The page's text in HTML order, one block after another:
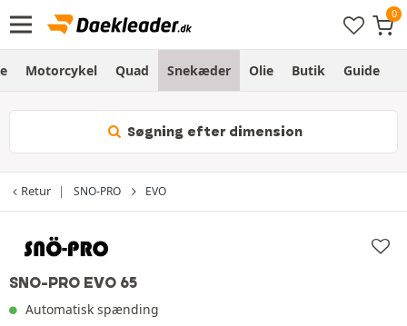
Motorcykel Quad Snekæder Olie Butik Guide
Søgning efter dimension
Retur SNO-PRO EVO
SNO-PRO EVO 65
Automatisk spænding